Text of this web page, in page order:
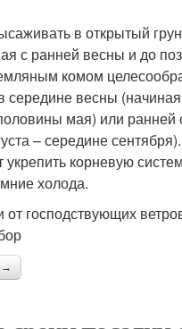
в открытый
с ранней весны и до
комом
середине весны
мая) или ранней
– середине
корневую
холода.
господствующих
→